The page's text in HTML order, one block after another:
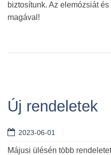
biztosítunk. Az elemózsiát
magával!
Új rendeletek
2023-06-01
Májusi ülésén több